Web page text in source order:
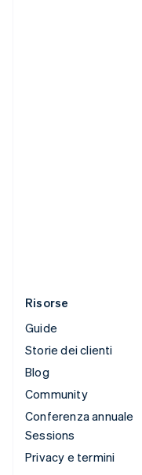
Risorse
Guide
Storie dei clienti
Blog
Community
Conferenza annuale
Sessions
Privacy e termini